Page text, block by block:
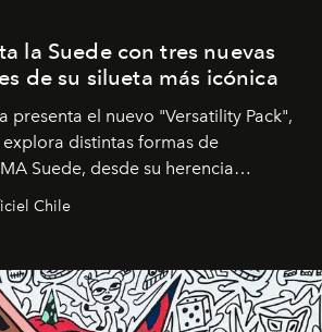
la Suede con tres nuevas
de su silueta más icónica
presenta el nuevo "Versatility Pack",
distintas formas de
Suede, desde su herencia
mirada moderna inspirada en el
outdoor.
Chile